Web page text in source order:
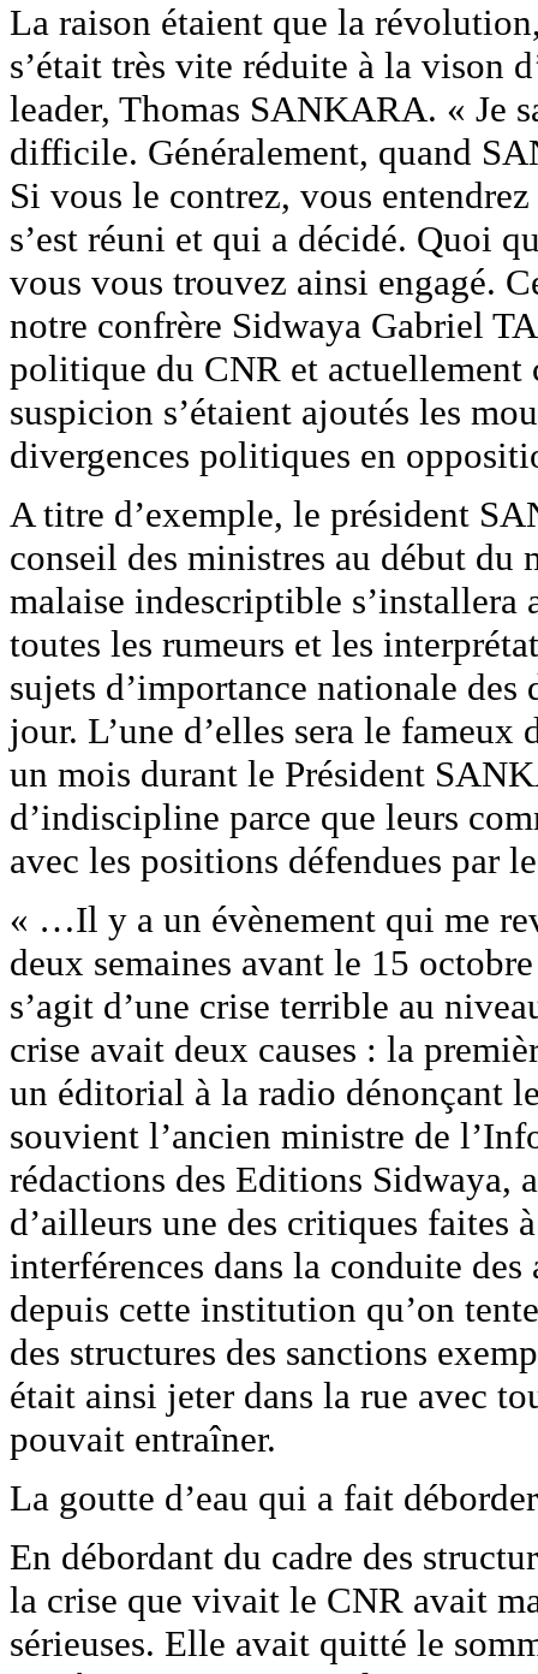
La raison étaient que la
s’était très vite réduite à la vison
leader, Thomas SANKARA. « Je
difficile. Généralement, quand
Si vous le contrez, vous
s’est réuni et qui a décidé. Quoi
vous vous trouvez ainsi engagé.
notre confrère Sidwaya Gabriel
politique du CNR et actuellement
suspicion s’étaient ajoutés les
divergences politiques en
A titre d’exemple, le président
conseil des ministres au début du
malaise indescriptible s’installera
toutes les rumeurs et les
sujets d’importance nationale
jour. L’une d’elles sera le
un mois durant le Président
d’indiscipline parce que leurs
avec les positions défendues par
« …Il y a un évènement qui me
deux semaines avant le 15
s’agit d’une crise terrible au
crise avait deux causes : la
un éditorial à la radio dénonçant
souvient l’ancien ministre de
rédactions des Editions Sidwaya,
d’ailleurs une des critiques faites
interférences dans la conduite
depuis cette institution qu’on
des structures des sanctions
était ainsi jeter dans la rue avec
pouvait entraîner.
La goutte d’eau qui a fait
En débordant du cadre des
la crise que vivait le CNR avait
sérieuses. Elle avait quitté le